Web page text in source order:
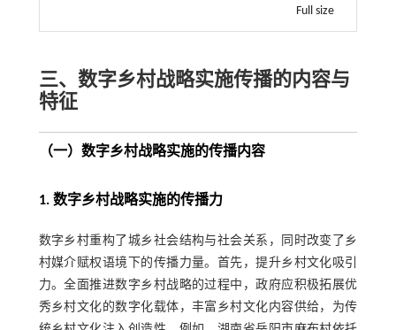
Full size
三、数字乡村战略实施传播的内容与
特征
（一）数字乡村战略实施的传播内容
1. 数字乡村战略实施的传播力
数字乡村重构了城乡社会结构与社会关系，同时改变了乡
村媒介赋权语境下的传播力量。首先，提升乡村文化吸引
力。全面推进数字乡村战略的过程中，政府应积极拓展优
秀乡村文化的数字化载体，丰富乡村文化内容供给，为传